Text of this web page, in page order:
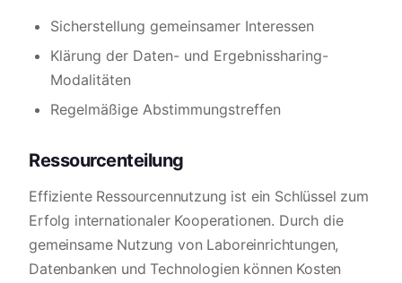
Sicherstellung gemeinsamer Interessen
Klärung der Daten- und Ergebnissharing-
Modalitäten
Regelmäßige Abstimmungstreffen
Ressourcenteilung
Effiziente Ressourcennutzung ist ein Schlüssel zum
Erfolg internationaler Kooperationen. Durch die
gemeinsame Nutzung von Laboreinrichtungen,
Datenbanken und Technologien können Kosten